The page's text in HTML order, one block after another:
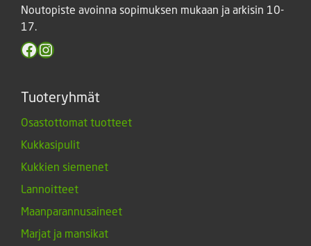
Noutopiste avoinna sopimuksen mukaan ja arkisin 10-
17.
Facebook
Instagram
Tuoteryhmät
Osastottomat tuotteet
Kukkasipulit
Kukkien siemenet
Lannoitteet
Maanparannusaineet
Marjat ja mansikat